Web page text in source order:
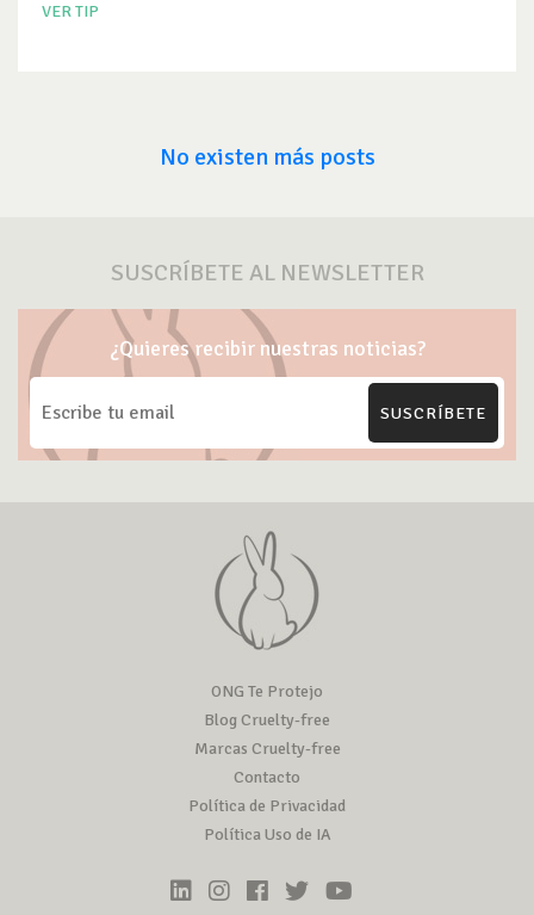
VER TIP
No existen más posts
SUSCRÍBETE AL NEWSLETTER
¿Quieres recibir nuestras noticias?
SUSCRÍBETE
ONG Te Protejo
Blog Cruelty-free
Marcas Cruelty-free
Contacto
Política de Privacidad
Política Uso de IA